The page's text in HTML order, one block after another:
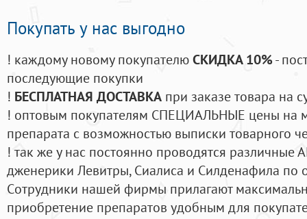
Покупать у нас выгодно
! каждому новому покупателюСКИДКА 10%-
последующие покупки
! БЕСПЛАТНАЯ ДОСТАВКА при заказе товара на
! оптовым покупателям СПЕЦИАЛЬНЫЕ цены на
препарата с возможностью выписки товарного
! так же у нас постоянно проводятся
дженерики Левитры, Сиалиса и Силденафила по
Cотрудники нашей фирмы прилагают
приобретение препаратов удобным для